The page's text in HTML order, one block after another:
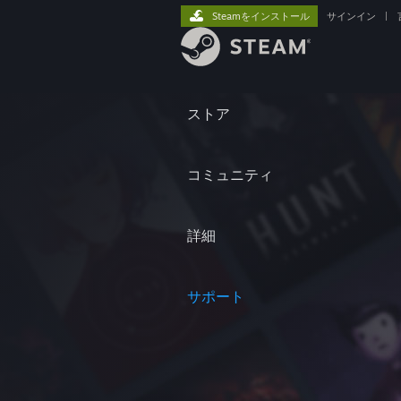
ストア
コミュニティ
詳細
サポート
Steamをインストール サインイン